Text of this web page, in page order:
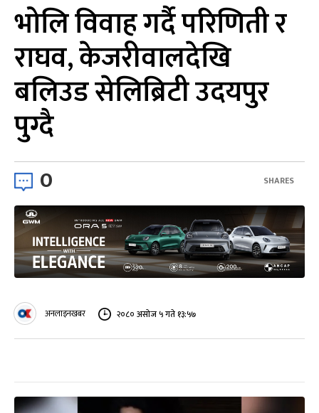
भोलि विवाह गर्दै परिणिती र
राघव, केजरीवालदेखि
बलिउड सेलिब्रिटी उदयपुर
पुग्दै
0 SHARES
अनलाइनखबर २०८० असोज ५ गते १३:५७